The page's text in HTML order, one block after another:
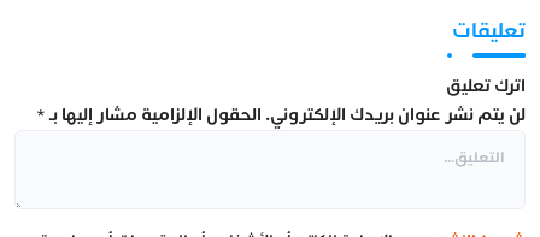
تعليقات
اترك تعليق
لن يتم نشر عنوان بريدك الإلكتروني. الحقول الإلزامية مشار إليها بـ*